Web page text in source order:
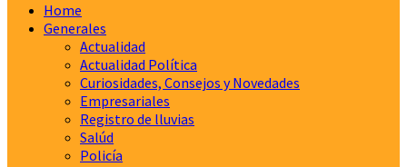
Home
Generales
Actualidad
Actualidad Política
Curiosidades, Consejos y Novedades
Empresariales
Registro de lluvias
Salúd
Policía